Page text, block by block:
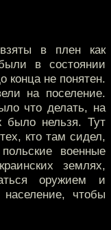
в плен как
в состоянии
не понятен.
на поселение.
что делать, на
было нельзя. Тут
кто там сидел,
военные
землях,
оружием и
чтобы